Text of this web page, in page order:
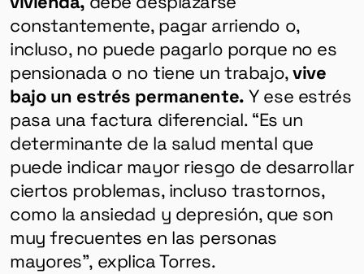
constantemente, pagar arriendo o,
incluso, no puede pagarlo porque no es
pensionada o no tiene un trabajo,vive
bajo un estrés permanente. Y ese estrés
pasa una factura diferencial. “Es un
determinante de la salud mental que
puede indicar mayor riesgo de desarrollar
ciertos problemas, incluso trastornos,
como la ansiedad y depresión, que son
muy frecuentes en las personas
mayores”, explica Torres.